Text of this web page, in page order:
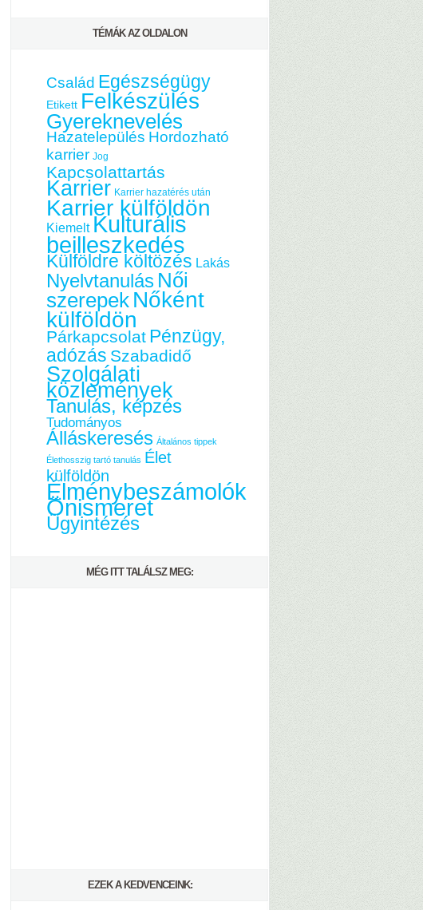
TÉMÁK AZ OLDALON
Család Egészségügy
Etikett Felkészülés
Gyereknevelés
Hazatelepülés Hordozható
karrier Jog
Kapcsolattartás
Karrier Karrier hazatérés után
Karrier külföldön
Kiemelt Kulturális
beilleszkedés
Külföldre költözés Lakás
Nyelvtanulás Női
szerepek Nőként
külföldön
Párkapcsolat Pénzügy,
adózás Szabadidő
Szolgálati
közlemények
Tanulás, képzés
Tudományos
Álláskeresés Általános tippek
Élethosszig tartó tanulás Élet
külföldön
Élménybeszámolók
Önismeret
Ügyintézés
MÉG ITT TALÁLSZ MEG:
EZEK A KEDVENCEINK: